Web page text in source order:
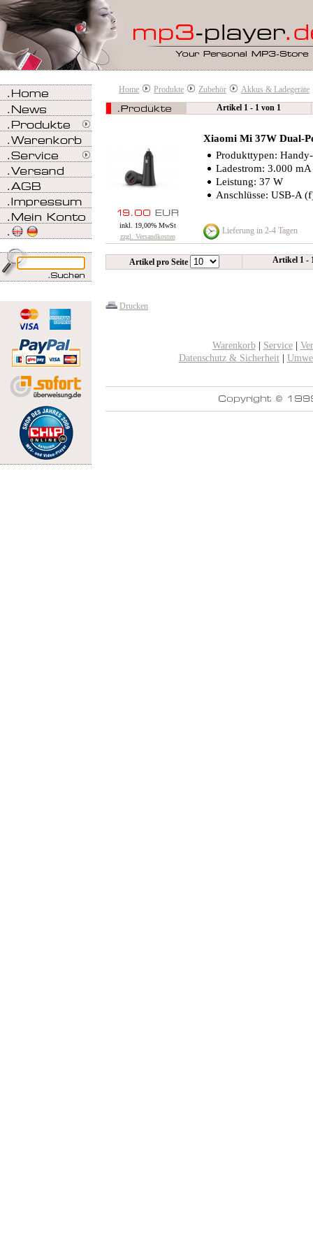
Home Produkte Zubehör
Akkus & Ladegeräte
Artikel 1 - 1 von 1
Xiaomi Mi 37W Dual-
Produkttypen:
Ladestrom: 3.000 mA
Leistung: 37 W
Anschlüsse: USB-A
inkl. 19,00% MwSt
zzgl. Versandkosten
Lieferung in 2-4 Tagen
Artikel pro Seite Artikel 1 -
Drucken
Warenkorb| Service|
Datenschutz & Sicherheit|